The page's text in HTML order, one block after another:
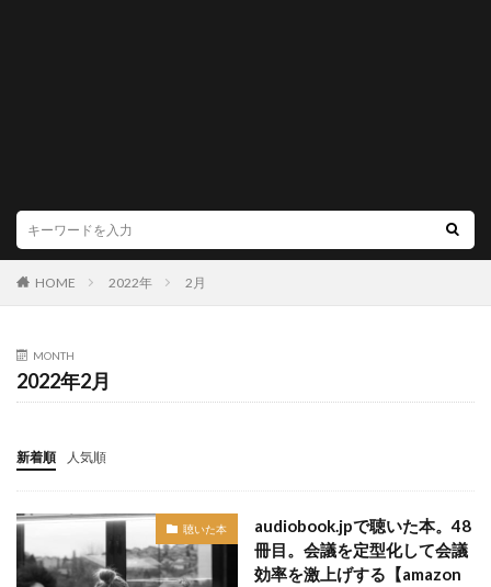
HOME 2022年 2月
MONTH
2022年2月
新着順 人気順
聴いた本
audiobook.jpで聴いた本。48
冊目。会議を定型化して会議
効率を激上げする【amazon